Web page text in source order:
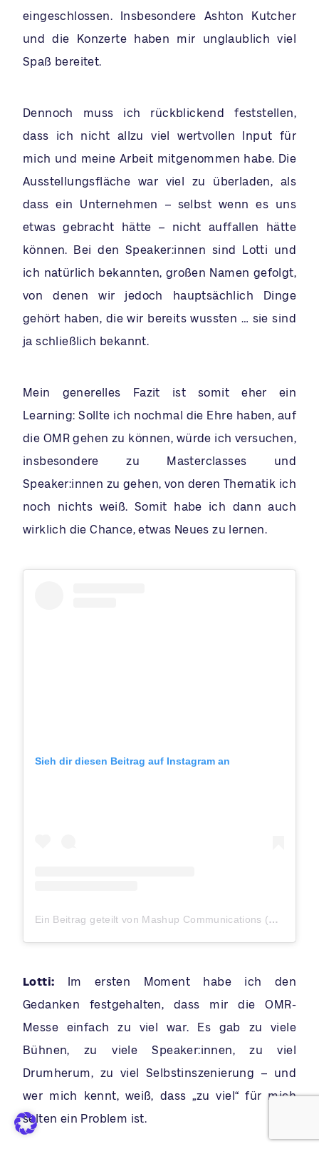
eingeschlossen. Insbesondere Ashton Kutcher
und die Konzerte haben mir unglaublich viel
Spaß bereitet.
Dennoch muss ich rückblickend feststellen,
dass ich nicht allzu viel wertvollen Input für
mich und meine Arbeit mitgenommen habe. Die
Ausstellungsfläche war viel zu überladen, als
dass ein Unternehmen – selbst wenn es uns
etwas gebracht hätte – nicht auffallen hätte
können. Bei den Speaker:innen sind Lotti und
ich natürlich bekannten, großen Namen gefolgt,
von denen wir jedoch hauptsächlich Dinge
gehört haben, die wir bereits wussten … sie sind
ja schließlich bekannt.
Mein generelles Fazit ist somit eher ein
Learning: Sollte ich nochmal die Ehre haben, auf
die OMR gehen zu können, würde ich versuchen,
insbesondere zu Masterclasses und
Speaker:innen zu gehen, von deren Thematik ich
noch nichts weiß. Somit habe ich dann auch
wirklich die Chance, etwas Neues zu lernen.
Sieh dir diesen Beitrag auf Instagram an
Ein Beitrag geteilt von Mashup Communications (@mashupcommunications)
Lotti: Im ersten Moment habe ich den
Gedanken festgehalten, dass mir die OMR-
Messe einfach zu viel war. Es gab zu viele
Bühnen, zu viele Speaker:innen, zu viel
Drumherum, zu viel Selbstinszenierung – und
wer mich kennt, weiß, dass „zu viel“ für mich
selten ein Problem ist.